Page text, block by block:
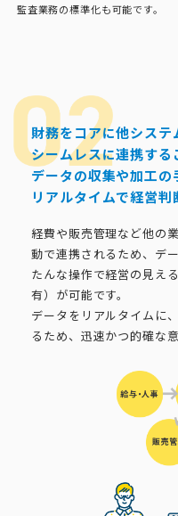
監査業務の標準化も可能です。
財務をコアに他システ
シームレスに連携する
データの収集や加工の
リアルタイムで経営判
経費や販売管理など他の
動で連携されるため、デ
たんな操作で経営の見え
有）が可能です。
データをリアルタイムに
るため、迅速かつ的確な